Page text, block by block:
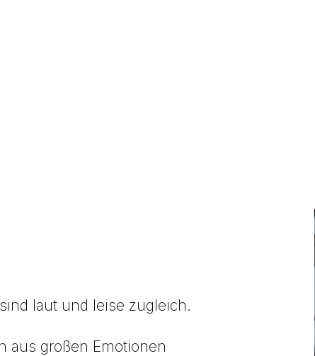
laut und leise zugleich.
aus großen Emotionen